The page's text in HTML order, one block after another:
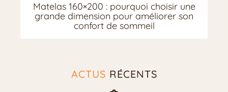
Matelas 160×200 : pourquoi choisir une
grande dimension pour améliorer son
confort de sommeil
ACTUS RÉCENTS